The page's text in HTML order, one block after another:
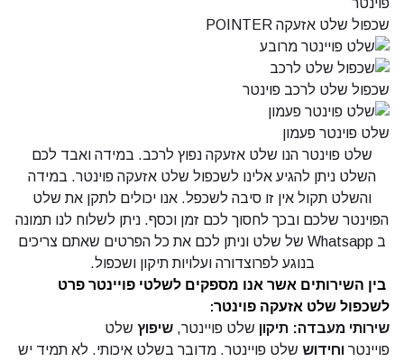
שכפול שלט אזעקה POINTER
שכפול שלט לרכב פוינטר
שלט פוינטר פעמון
שלט פוינטר הנו שלט אזעקה נפוץ לרכב. במידה ואבד לכם
השלט ניתן להגיע אלינו לשכפול שלט אזעקה פוינטר. במידה
והשלט תקול אין זו סיבה לשכפל. אנו יכולים לתקן את שלט
הפוינטר שלכם ובכך לחסוך לכם זמן וכסף. ניתן לשלוח לנו תמונה
ב Whatsapp של שלט וניתן לכם את כל הפרטים שאתם צריכים
בנוגע לפרוצדורה ועלויות תיקון ושכפול.
בין השירותים אשר אנו מספקים לשלטי פויינטר פרט
לשכפול שלט אזעקה פוינטר:
שירותי מעבדה: תיקון שלט פויינטר, שיפוץ שלט
פויינטר וחידוש שלט פויינטר. מדובר בשלט איכותי. לא תמיד יש